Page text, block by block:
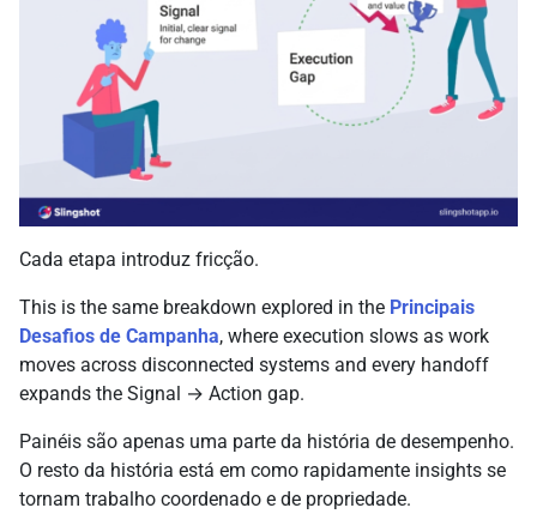
Cada etapa introduz fricção.
This is the same breakdown explored in the Principais
Desafios de Campanha, where execution slows as work
moves across disconnected systems and every handoff
expands the Signal → Action gap.
Painéis são apenas uma parte da história de desempenho.
O resto da história está em como rapidamente insights se
tornam trabalho coordenado e de propriedade.